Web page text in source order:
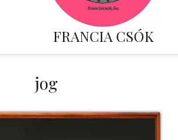
FRANCIA CSÓK
jog